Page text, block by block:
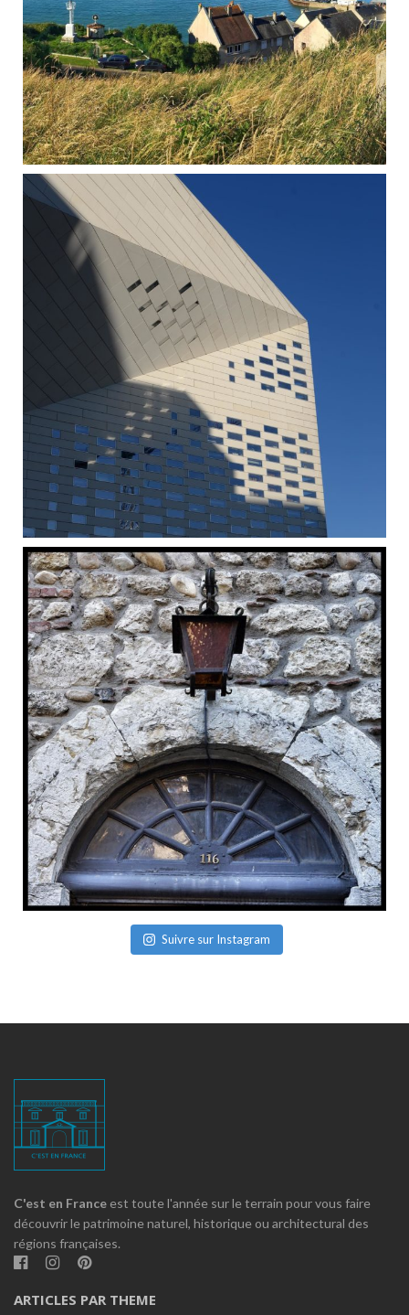
Suivre sur Instagram
C'est en France est toute l'année sur le terrain pour vous faire
découvrir le patrimoine naturel, historique ou architectural des
régions françaises.
ARTICLES PAR THEME